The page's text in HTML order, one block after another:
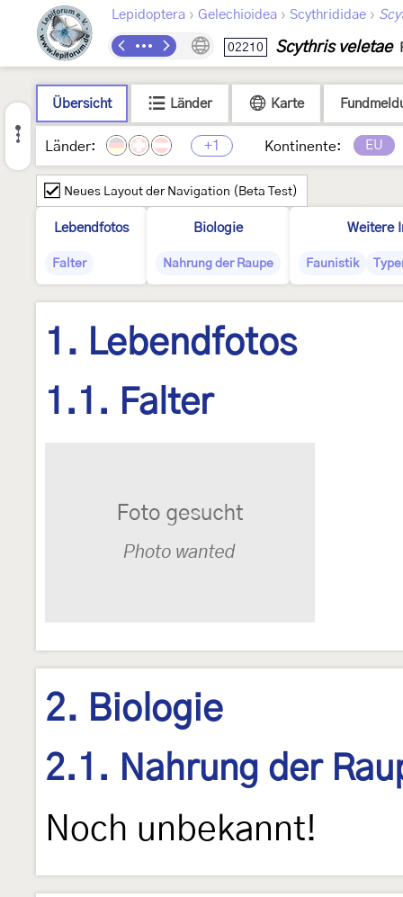
Lepidoptera › Gelechioidea › Scythrididae ›
02210 Scythris veletae
Übersicht Länder Karte
Länder: +1 Kontinente: EU
Neues Layout der Navigation (Beta Test)
Lebendfotos
Falter
Biologie
Nahrung der Raupe
Weitere
Faunistik
1. Lebendfotos
1.1. Falter
2. Biologie
2.1. Nahrung der
Noch unbekannt!